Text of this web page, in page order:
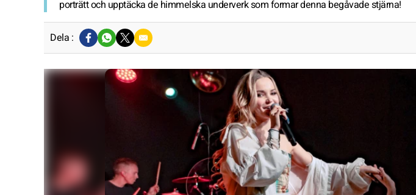
porträtt och upptäcka de himmelska underverk som formar denna begåvade stjärna!
Dela :